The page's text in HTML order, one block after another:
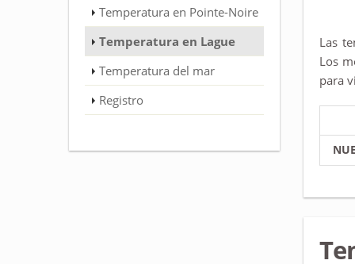
Las
Los
para
Temperatura en Pointe-Noire
Temperatura en Lague
Temperatura del mar
Registro